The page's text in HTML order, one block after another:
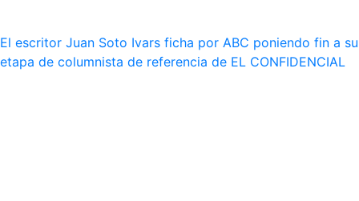
El escritor Juan Soto Ivars ficha por ABC poniendo fin a su
etapa de columnista de referencia de EL CONFIDENCIAL